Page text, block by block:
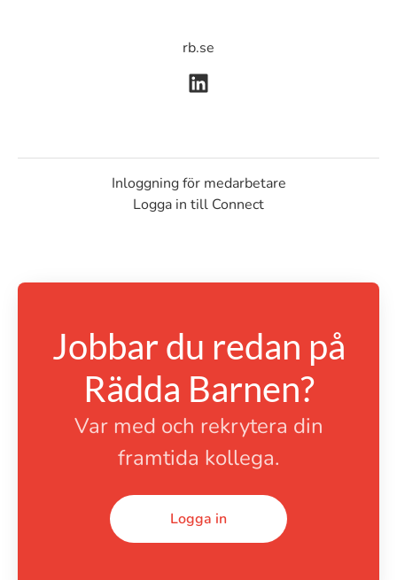
rb.se
Inloggning för medarbetare
Logga in till Connect
Jobbar du redan på
Rädda Barnen?
Var med och rekrytera din
framtida kollega.
Logga in